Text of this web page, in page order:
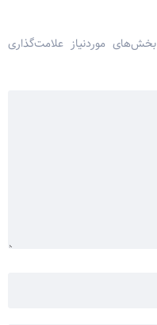
بخش‌های موردنیاز علامت‌گذاری